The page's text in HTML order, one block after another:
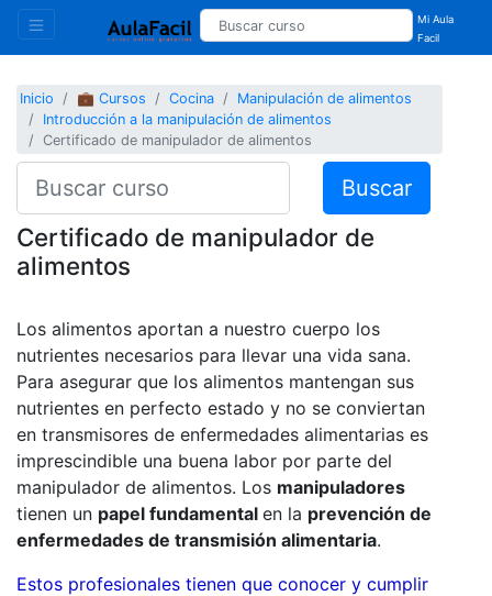
Mi Aula
Facil
Inicio 💼 Cursos Cocina
Manipulación de alimentos
Introducción a la manipulación de alimentos
Certificado de manipulador de alimentos
Buscar
Certificado de manipulador de
alimentos
Los alimentos aportan a nuestro cuerpo los
nutrientes necesarios para llevar una vida sana.
Para asegurar que los alimentos mantengan sus
nutrientes en perfecto estado y no se conviertan
en transmisores de enfermedades alimentarias es
imprescindible una buena labor por parte del
manipulador de alimentos. Los manipuladores
tienen un papel fundamental en la prevención de
enfermedades de transmisión alimentaria.
Estos profesionales tienen que conocer y cumplir